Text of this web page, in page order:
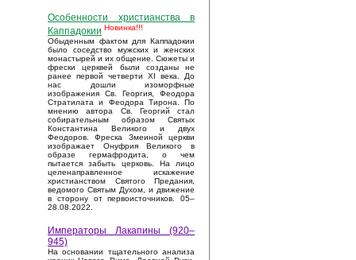
Особенности христианства в
Каппадокии Новинка!!!
Обыденным фактом для Каппадокии
было соседство мужских и женских
монастырей и их общение. Сюжеты и
фрески церквей были созданы не
ранее первой четверти XI века. До
нас дошли изоморфные
изображения Св. Георгия, Феодора
Стратилата и Феодора Тирона. По
мнению автора Св. Георгий стал
собирательным образом Святых
Константина Великого и двух
Феодоров. Фреска Змеиной церкви
изображает Онуфрия Великого в
образе гермафродита, о чем
пытается забыть церковь. На лицо
целенаправленное искажение
христианством Святого Предания,
ведомого Святым Духом, и движение
в сторону от первоисточников. 05–
28.08.2022.
Императоры Лакапины (920–
945)
На основании тщательного анализа